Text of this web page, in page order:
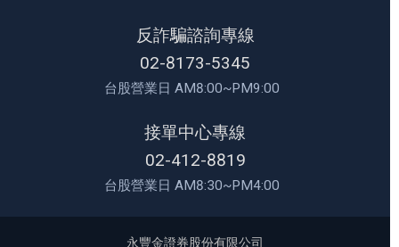
38.95 38.70
38.95 38.70
38.70 38.95
38.95 38.70*
反詐騙諮詢專線
02-8173-5345
台股營業日 AM8:00~PM9:00
接單中心專線
02-412-8819
台股營業日 AM8:30~PM4:00
永豐金證券股份有限公司